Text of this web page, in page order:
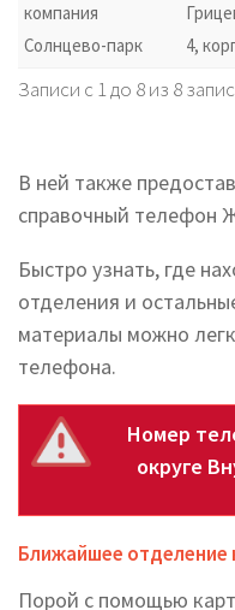
компания
Солнцево-парк
4,
Записи с 1 до 8 из 8
В ней также
справочный телефон
Быстро узнать, где
отделения и
материалы можно
телефона.
Номер
округе
Ближайшее отделение
Порой с помощью